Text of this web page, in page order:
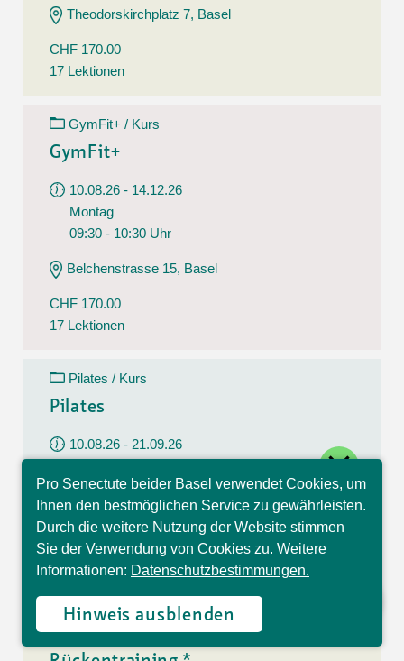
Theodorskirchplatz 7, Basel
CHF 170.00
17 Lektionen
GymFit+ / Kurs
GymFit+
10.08.26 - 14.12.26
Montag
09:30 - 10:30 Uhr
Belchenstrasse 15, Basel
CHF 170.00
17 Lektionen
Pilates / Kurs
Pilates
10.08.26 - 21.09.26
09:30 - 10:30 Uhr
Im Westfeld 6, Basel
CHF 140.00
7 Lektionen
Rückentraining / Kurs
Pro Senectute beider Basel verwendet Cookies, um
Ihnen den bestmöglichen Service zu gewährleisten.
Durch die weitere Nutzung der Website stimmen
Sie der Verwendung von Cookies zu. Weitere
Informationen: Datenschutzbestimmungen.
Hinweis ausblenden
Hallo, ich bin Sophia und
beantworte gerne Ihre
Fragen.
close